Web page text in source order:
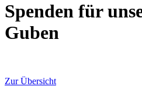
Spenden für
Guben
Zur Übersicht